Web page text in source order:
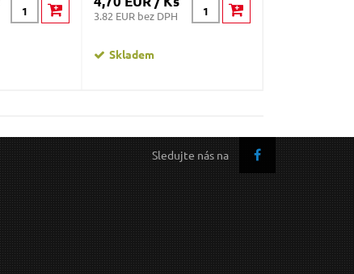
3.82 EUR bez DPH
Skladem
Sledujte nás na